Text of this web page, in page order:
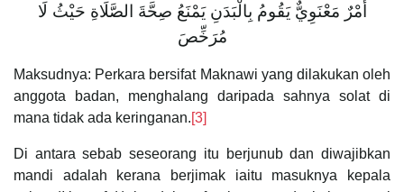
أَمْرٌ مَعْنَوِيٌّ يَقُومُ بِالْبَدَنِ يَمْنَعُ صِحَّةَ الصَّلَاةِ حَيْثُ لَا
مُرَخِّصَ
Maksudnya: Perkara bersifat Maknawi yang dilakukan oleh
anggota badan, menghalang daripada sahnya solat di
mana tidak ada keringanan.[3]
Di antara sebab seseorang itu berjunub dan diwajibkan
mandi adalah kerana berjimak iaitu masuknya kepala